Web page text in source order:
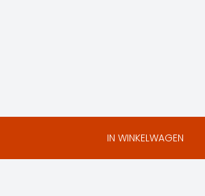
IN WINKELWAGEN